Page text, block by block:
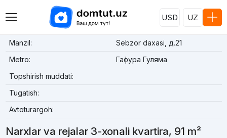
USD UZ
Manzil:
Sebzor daxasi, д.21
Metro:
Гафура Гуляма
Topshirish muddati:
Tugatish:
Avtoturargoh:
Narxlar va rejalar 3-xonali kvartira, 91 m²